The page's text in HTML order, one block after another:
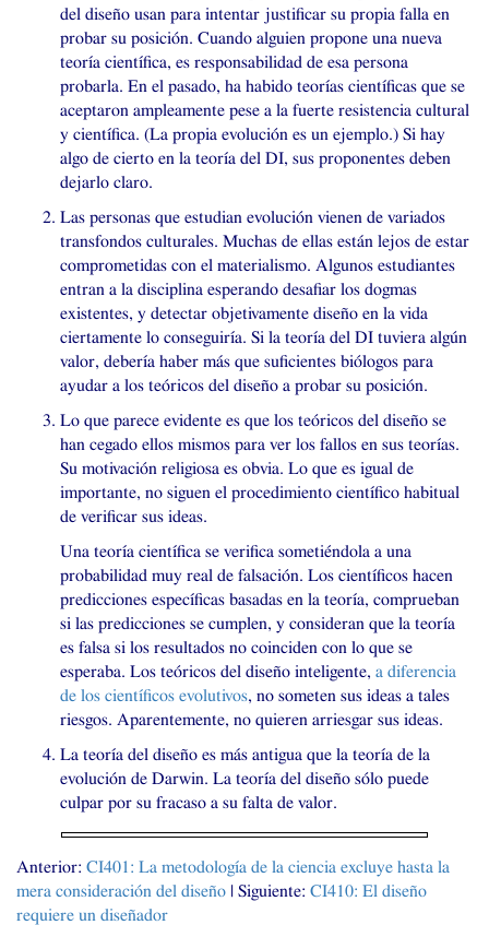
del diseño usan para intentar justificar su propia falla en
probar su posición. Cuando alguien propone una nueva
teoría científica, es responsabilidad de esa persona
probarla. En el pasado, ha habido teorías científicas que se
aceptaron ampleamente pese a la fuerte resistencia cultural
y científica. (La propia evolución es un ejemplo.) Si hay
algo de cierto en la teoría del DI, sus proponentes deben
dejarlo claro.
Las personas que estudian evolución vienen de variados
transfondos culturales. Muchas de ellas están lejos de estar
comprometidas con el materialismo. Algunos estudiantes
entran a la disciplina esperando desafiar los dogmas
existentes, y detectar objetivamente diseño en la vida
ciertamente lo conseguiría. Si la teoría del DI tuviera algún
valor, debería haber más que suficientes biólogos para
ayudar a los teóricos del diseño a probar su posición.
Lo que parece evidente es que los teóricos del diseño se
han cegado ellos mismos para ver los fallos en sus teorías.
Su motivación religiosa es obvia. Lo que es igual de
importante, no siguen el procedimiento científico habitual
de verificar sus ideas.
Una teoría científica se verifica sometiéndola a una
probabilidad muy real de falsación. Los científicos hacen
predicciones específicas basadas en la teoría, comprueban
si las predicciones se cumplen, y consideran que la teoría
es falsa si los resultados no coinciden con lo que se
esperaba. Los teóricos del diseño inteligente, a diferencia
de los científicos evolutivos, no someten sus ideas a tales
riesgos. Aparentemente, no quieren arriesgar sus ideas.
La teoría del diseño es más antigua que la teoría de la
evolución de Darwin. La teoría del diseño sólo puede
culpar por su fracaso a su falta de valor.
Anterior: CI401 : La metodología de la ciencia excluye hasta la
mera consideración del diseño | Siguiente: CI410: El diseño
requiere un diseñador